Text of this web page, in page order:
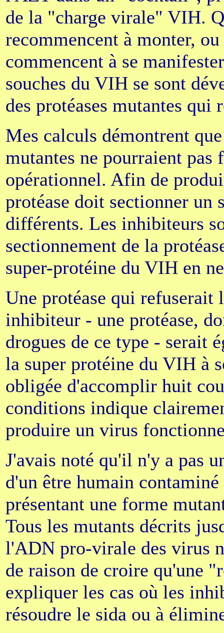
de la "charge virale" VIH.
recommencent à monter,
commencent à se
souches du VIH se sont
des protéases mutantes
Mes calculs démontrent
mutantes ne pourraient
opérationnel. Afin de
protéase doit sectionner
différents. Les inhibiteurs
sectionnement de la
super-protéine du VIH en
Une protéase qui refuserait
inhibiteur - une protéase,
drogues de ce type - serait
la super protéine du VIH à
obligée d'accomplir huit
conditions indique
produire un virus
J'avais noté qu'il n'y a pas
d'un être humain
présentant une forme
Tous les mutants décrits
l'ADN pro-virale des virus
de raison de croire qu'une
expliquer les cas où les
résoudre le sida ou à